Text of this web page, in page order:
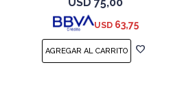
USD 63,75